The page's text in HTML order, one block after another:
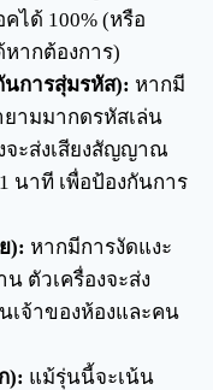
ได้ 100% (หรือ
หากต้องการ)
นการสุ่มรหัส): หากมี
ามมากดรหัสเล่น
จะส่งเสียงสัญญาณ
นาที เพื่อป้องกันการ
): หากมีการงัดแงะ
ตัวเครื่องจะส่ง
เจ้าของห้องและคน
): แม้รุ่นนี้จะเน้น